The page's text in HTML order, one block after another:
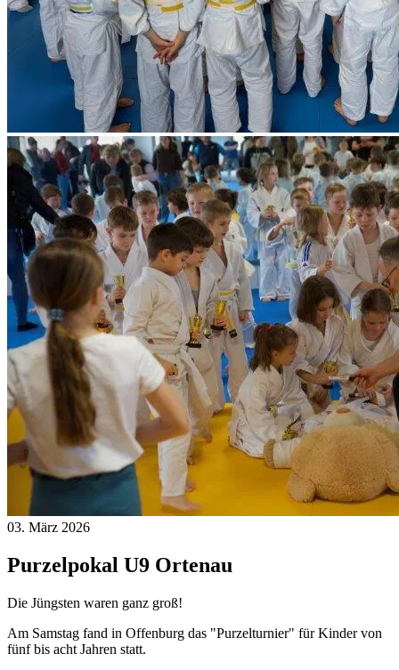
03. März 2026
Purzelpokal U9 Ortenau
Die Jüngsten waren ganz groß!
Am Samstag fand in Offenburg das "Purzelturnier" für Kinder von
fünf bis acht Jahren statt.